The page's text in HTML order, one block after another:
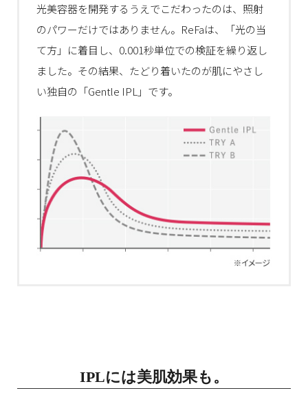
光美容器を開発するうえでこだわったのは、照射
のパワーだけではありません。ReFaは、「光の当
て方」に着目し、0.001秒単位での検証を繰り返し
ました。その結果、たどり着いたのが肌にやさし
い独自の「Gentle IPL」です。
IPLには美肌効果も。